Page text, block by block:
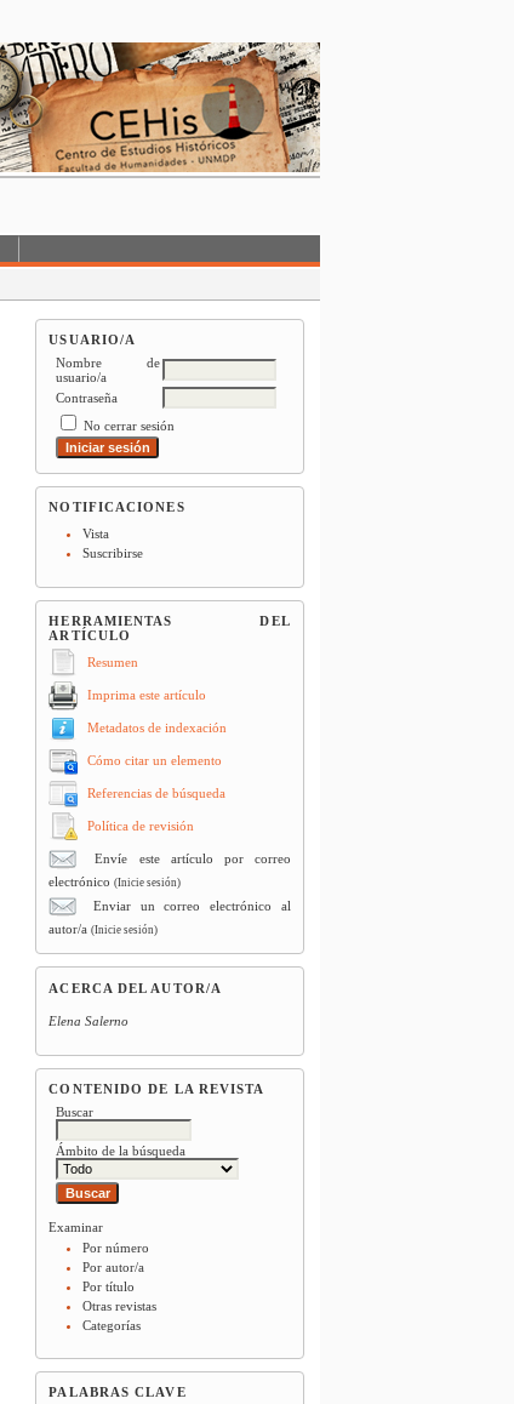
USUARIO/A
Nombre de
usuario/a
Contraseña
No cerrar sesión
NOTIFICACIONES
Vista
Suscribirse
HERRAMIENTAS DEL
ARTÍCULO
Resumen
Imprima este artículo
Metadatos de indexación
Cómo citar un elemento
Referencias de búsqueda
Política de revisión
Envíe este artículo por correo
electrónico(Inicie sesión)
Enviar un correo electrónico al
autor/a(Inicie sesión)
ACERCA DEL AUTOR/A
Elena Salerno
CONTENIDO DE LA REVISTA
Buscar
Ámbito de la búsqueda
Examinar
Por número
Por autor/a
Por título
Otras revistas
Categorías
PALABRAS CLAVE